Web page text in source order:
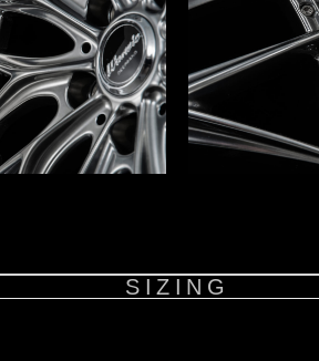
SIZING